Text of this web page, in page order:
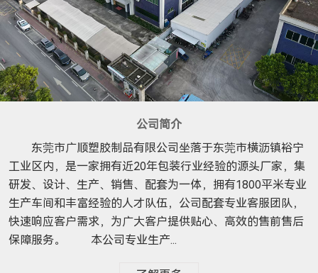
公司简介
东莞市广顺塑胶制品有限公司坐落于东莞市横沥镇裕宁
工业区内，是一家拥有近20年包装行业经验的源头厂家，集
研发、设计、生产、销售、配套为一体，拥有1800平米专业
生产车间和丰富经验的人才队伍，公司配套专业客服团队，
快速响应客户需求，为广大客户提供贴心、高效的售前售后
保障服务。 本公司专业生产...